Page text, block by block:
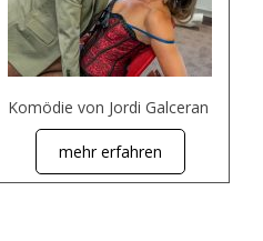
Komödie von Jordi Galceran
mehr erfahren